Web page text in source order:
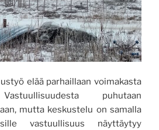
elää parhaillaan voimakasta
puhutaan
mutta keskustelu on samalla
vastuullisuus näyttäytyy